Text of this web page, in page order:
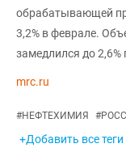
обрабатывающей
3,2% в феврале.
замедлился до 2,6%
mrc.ru
#НЕФТЕХИМИЯ #
+Добавить все